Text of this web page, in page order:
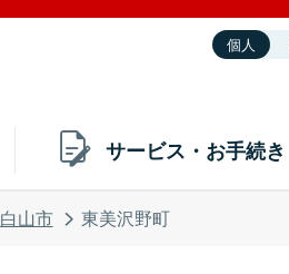
個人
サービス・お手続き
白山市 東美沢野町